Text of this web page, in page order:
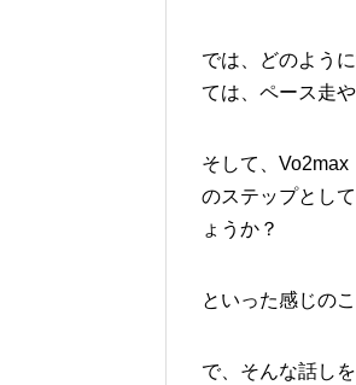
では、どのよう
ては、ペース走
そして、
のステップとし
ょうか？
といった感じの
で、そんな話し